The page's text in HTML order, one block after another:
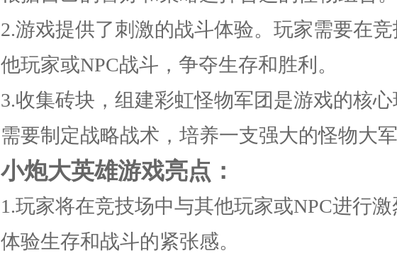
2.游戏提供了刺激的战斗体验。玩家需要在
他玩家或NPC战斗，争夺生存和胜利。
3.收集砖块，组建彩虹怪物军团是游戏的核
需要制定战略战术，培养一支强大的怪物大军
小炮大英雄游戏亮点：
1.玩家将在竞技场中与其他玩家或NPC进行激
体验生存和战斗的紧张感。